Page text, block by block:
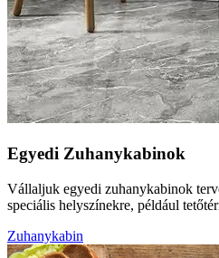
Egyedi Zuhanykabinok
Vállaljuk egyedi zuhanykabinok
speciális helyszínekre, például
Zuhanykabin